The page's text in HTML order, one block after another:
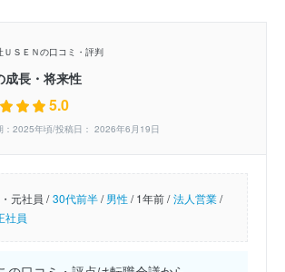
ＵＳＥＮの口コミ・評判
成長・将来性
5.0
：2025年頃/投稿日： 2026年6月19日
元社員 / 30代前半/男性/1年前 / 法人営業/
社員